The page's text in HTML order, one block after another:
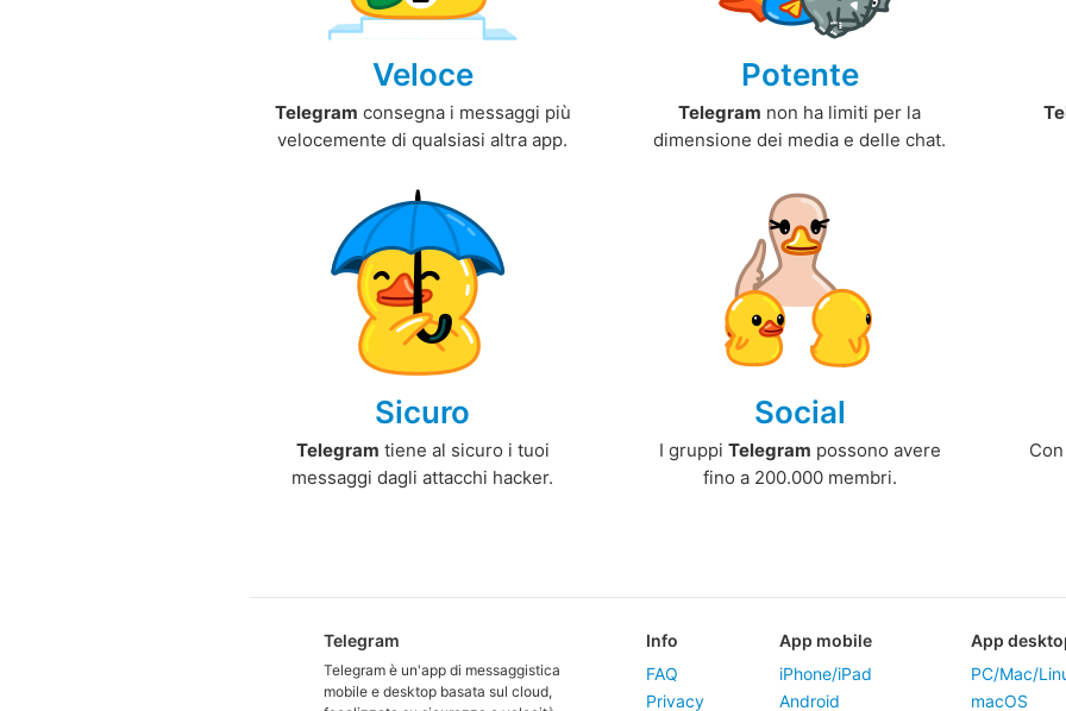
Veloce
Telegram consegna i messaggi più
velocemente di qualsiasi altra app.
Potente
Telegram non ha limiti per la
dimensione dei media e delle chat.
Sicuro
Telegram tiene al sicuro i tuoi
messaggi dagli attacchi hacker.
Social
I gruppi Telegram possono avere
fino a 200.000 membri.
Telegram
Telegram è un'app di messaggistica
mobile e desktop basata sul cloud,
Info
FAQ
Privacy
App mobile
iPhone/iPad
Android
App
PC/Mac/
macOS